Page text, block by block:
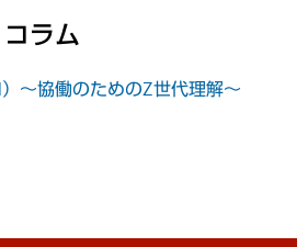
ラム
～協働のためのZ世代理解～